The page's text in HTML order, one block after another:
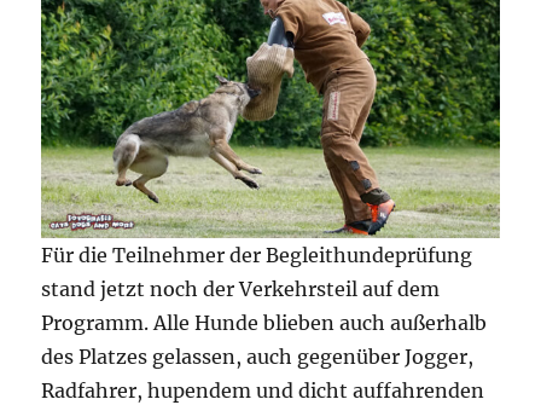
Für die Teilnehmer der Begleithundeprüfung
stand jetzt noch der Verkehrsteil auf dem
Programm. Alle Hunde blieben auch außerhalb
des Platzes gelassen, auch gegenüber Jogger,
Radfahrer, hupendem und dicht auffahrenden